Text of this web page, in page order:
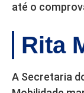
até o
Rita
A Secretaria